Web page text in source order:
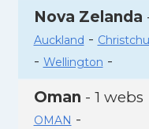
Nova Zelanda
Auckland -
- Wellington -
Oman - 1 webs
OMAN -